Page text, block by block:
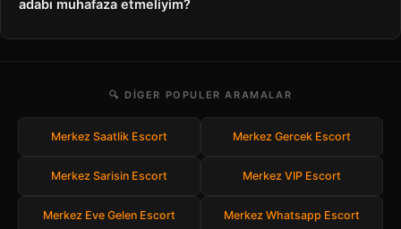
adabı muhafaza etmeliyim?
🔍 DIGER POPULER ARAMALAR
Merkez Saatlik Escort Merkez Gercek Escort
Merkez Sarisin Escort Merkez VIP Escort
Merkez Eve Gelen Escort Merkez Whatsapp Escort